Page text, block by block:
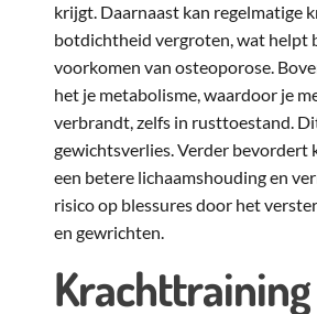
krijgt. Daarnaast kan regelmatige
botdichtheid vergroten, wat helpt
voorkomen van osteoporose.
het je metabolisme, waardoor je
verbrandt, zelfs in rusttoestand.
gewichtsverlies. Verder bevordert
een betere lichaamshouding en
risico op blessures door het
en gewrichten.
Krachttraining